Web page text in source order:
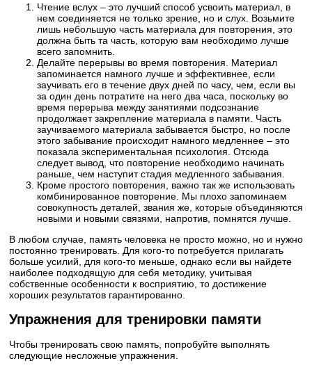
Чтение вслух – это лучший способ усвоить материал, в
нем соединяется не только зрение, но и слух. Возьмите
лишь небольшую часть материала для повторения, это
должна быть та часть, которую вам необходимо лучше
всего запомнить.
Делайте перерывы во время повторения. Материал
запоминается намного лучше и эффективнее, если
заучивать его в течение двух дней по часу, чем, если вы
за один день потратите на него два часа, поскольку во
время перерыва между занятиями подсознание
продолжает закрепление материала в памяти. Часть
заучиваемого материала забывается быстро, но после
этого забывание происходит намного медленнее – это
показала экспериментальная психология. Отсюда
следует вывод, что повторение необходимо начинать
раньше, чем наступит стадия медленного забывания.
Кроме простого повторения, важно так же использовать
комбинированное повторение. Мы плохо запоминаем
совокупность деталей, звания же, которые объединяются
новыми и новыми связями, напротив, помнятся лучше.
В любом случае, память человека не просто можно, но и нужно
постоянно тренировать. Для кого-то потребуется прилагать
больше усилий, для кого-то меньше, однако если вы найдете
наиболее подходящую для себя методику, учитывая
собственные особенности к восприятию, то достижение
хороших результатов гарантированно.
Упражнения для тренировки памяти
Чтобы тренировать свою память, попробуйте выполнять
следующие несложные упражнения.